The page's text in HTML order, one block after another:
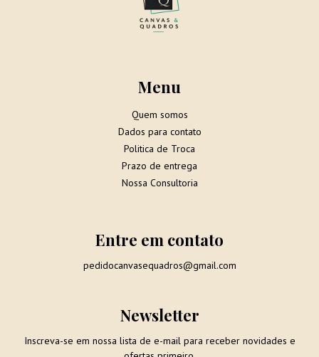
Menu
Quem somos
Dados para contato
Politica de Troca
Prazo de entrega
Nossa Consultoria
Entre em contato
pedidocanvasequadros@gmail.com
Newsletter
Inscreva-se em nossa lista de e-mail para receber novidades e